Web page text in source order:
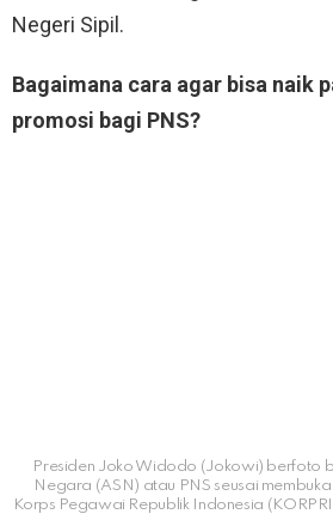
Negeri Sipil.
Bagaimana cara agar bisa naik
promosi bagi PNS?
Presiden Joko Widodo (Jokowi) berfoto
Negara (ASN) atau PNS seusai
Korps Pegawai Republik Indonesia